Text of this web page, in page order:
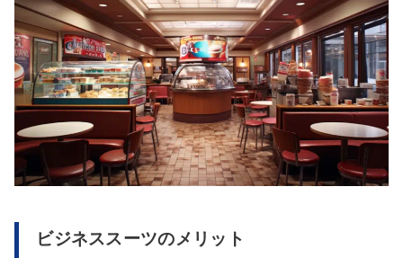
ビジネススーツのメリット